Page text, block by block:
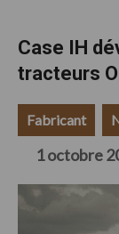
Case IH
tracteurs
Fabricant
1 octobre